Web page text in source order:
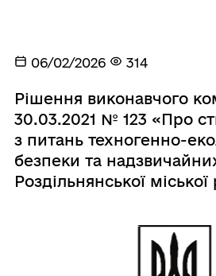
06/02/2026 314
Рішення виконавчого
30.03.2021 № 123 «Про
з питань техногенно-
безпеки та
Роздільнянської